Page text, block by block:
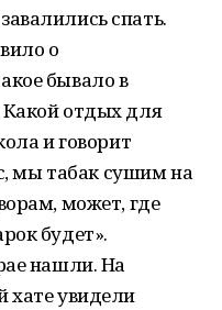
спать.
о
бывало в
отдых для
и говорит
мы табак сушим на
может, где
будет».
нашли. На
хате увидели